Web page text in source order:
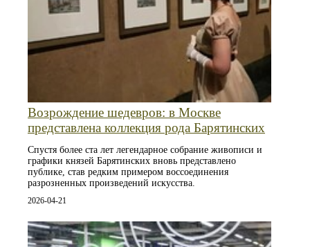
Возрождение шедевров: в Москве
представлена коллекция рода Барятинских
Спустя более ста лет легендарное собрание живописи и
графики князей Барятинских вновь представлено
публике, став редким примером воссоединения
разрозненных произведений искусства.
2026-04-21